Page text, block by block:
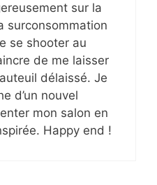
sur la
surconsommation
se shooter au
de me laisser
délaissé. Je
d’un nouvel
mon salon en
Happy end !